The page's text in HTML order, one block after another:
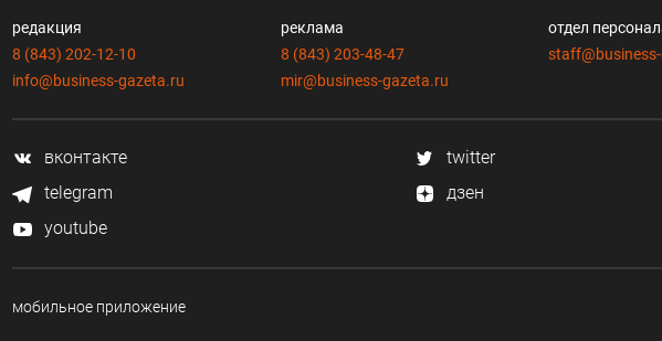
редакция
8 (843) 202-12-10
info@business-gazeta.ru
реклама
8 (843) 203-48-47
mir@business-gazeta.ru
отдел
вконтакте
twitter
telegram
дзен
youtube
мобильное приложение